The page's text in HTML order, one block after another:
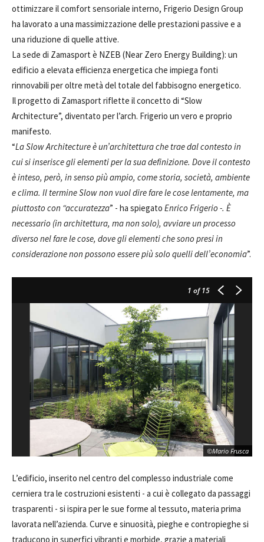
ottimizzare il comfort sensoriale interno, Frigerio Design Group
ha lavorato a una massimizzazione delle prestazioni passive e a
una riduzione di quelle attive.
La sede di Zamasport è NZEB (Near Zero Energy Building): un
edificio a elevata efficienza energetica che impiega fonti
rinnovabili per oltre metà del totale del fabbisogno energetico.
Il progetto di Zamasport riflette il concetto di “Slow
Architecture”, diventato per l’arch. Frigerio un vero e proprio
manifesto.
“La Slow Architecture è un’architettura che trae dal contesto in
cui si inserisce gli elementi per la sua definizione. Dove il contesto
è inteso, però, in senso più ampio, come storia, società, ambiente
e clima. Il termine Slow non vuol dire fare le cose lentamente, ma
piuttosto con “accuratezza” - ha spiegato Enrico Frigerio -. È
necessario (in architettura, ma non solo), avviare un processo
diverso nel fare le cose, dove gli elementi che sono presi in
considerazione non possono essere più solo quelli dell’economia”.
1 of 15
©Mario Frusca
L’edificio, inserito nel centro del complesso industriale come
cerniera tra le costruzioni esistenti - a cui è collegato da passaggi
trasparenti - si ispira per le sue forme al tessuto, materia prima
lavorata nell’azienda. Curve e sinuosità, pieghe e contropieghe si
traducono in superfici vibranti e morbide, grazie a materiali